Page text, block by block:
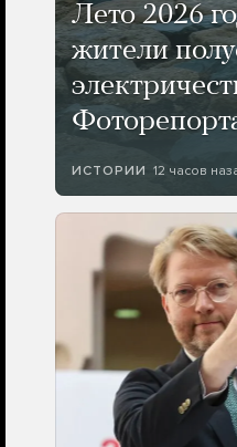
Лето 2026
жители
ИСТОРИИ 12 часов